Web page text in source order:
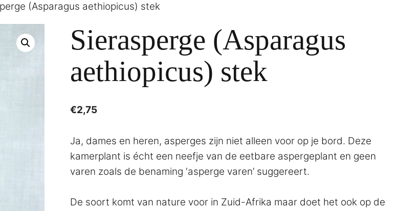
(Asparagus aethiopicus) stek
Sierasperge (Asparagus
aethiopicus) stek
€2,75
Ja, dames en heren, asperges zijn niet alleen voor op je bord. Deze
kamerplant is écht een neefje van de eetbare aspergeplant en geen
varen zoals de benaming ‘asperge varen’ suggereert.
De soort komt van nature voor in Zuid-Afrika maar doet het ook op de